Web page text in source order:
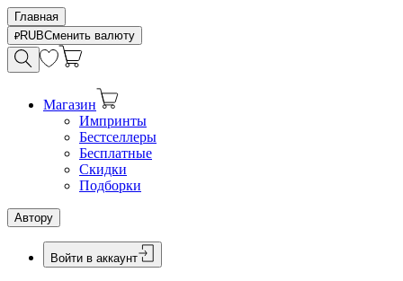
Главная
RUBСменить валюту
Магазин
Импринты
Бестселлеры
Бесплатные
Скидки
Подборки
Автору
Войти в аккаунт